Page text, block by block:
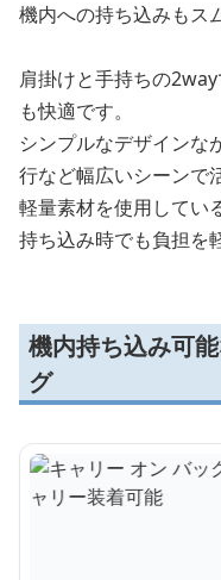
機内への持ち込みもス
肩掛けと手持ちの
も快適です。
シンプルなデザインな
行など幅広いシーンで
軽量素材を使用してい
持ち込み時でも負担を
機内持ち込み可
グ